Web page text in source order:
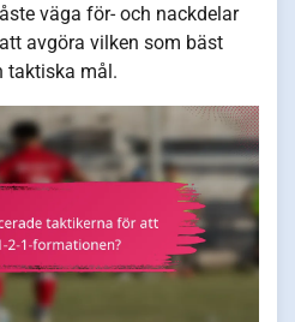
väga för- och nackdelar
avgöra vilken som bäst
taktiska mål.